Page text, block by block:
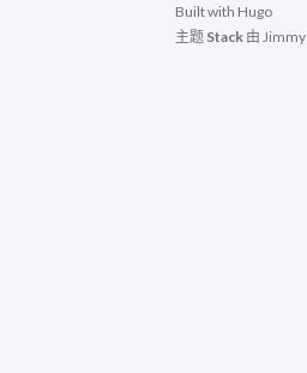
Built with Hugo
主题 Stack 由 Jimmy